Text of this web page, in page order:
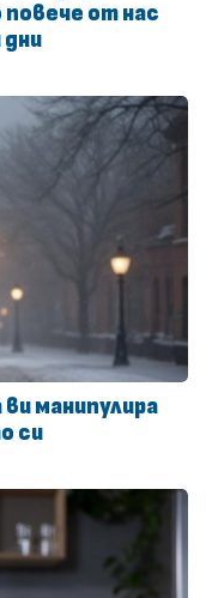
от нас
манипулира
си